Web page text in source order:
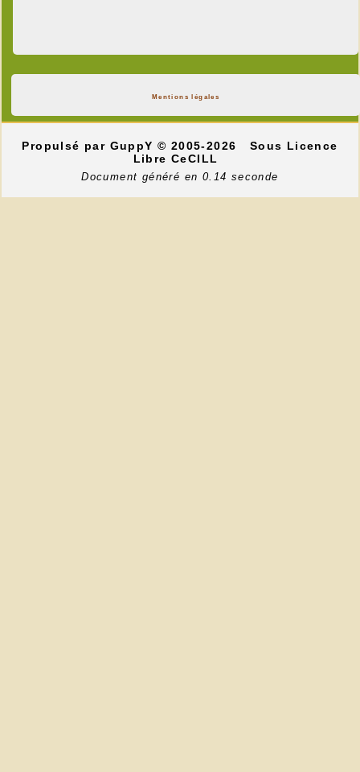
Mentions légales
Propulsé par GuppY© 2005-2026
Sous Licence
Libre CeCILL
Document généré en 0.14 seconde